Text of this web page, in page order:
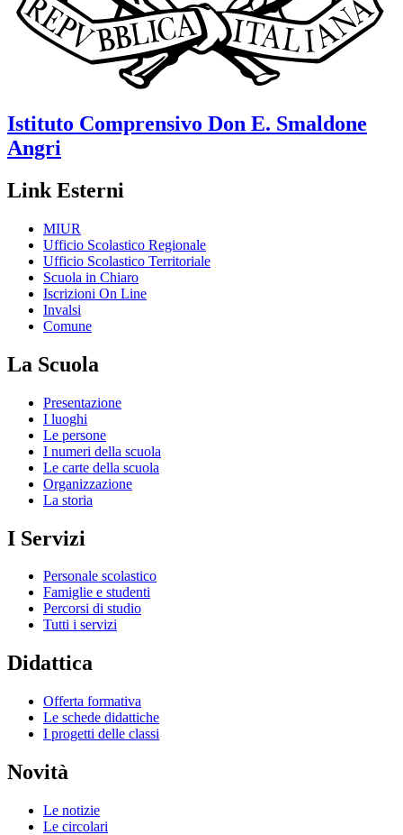
Istituto Comprensivo Don E. Smaldone
Angri
Link Esterni
MIUR
Ufficio Scolastico Regionale
Ufficio Scolastico Territoriale
Scuola in Chiaro
Iscrizioni On Line
Invalsi
Comune
La Scuola
Presentazione
I luoghi
Le persone
I numeri della scuola
Le carte della scuola
Organizzazione
La storia
I Servizi
Personale scolastico
Famiglie e studenti
Percorsi di studio
Tutti i servizi
Didattica
Offerta formativa
Le schede didattiche
I progetti delle classi
Novità
Le notizie
Le circolari